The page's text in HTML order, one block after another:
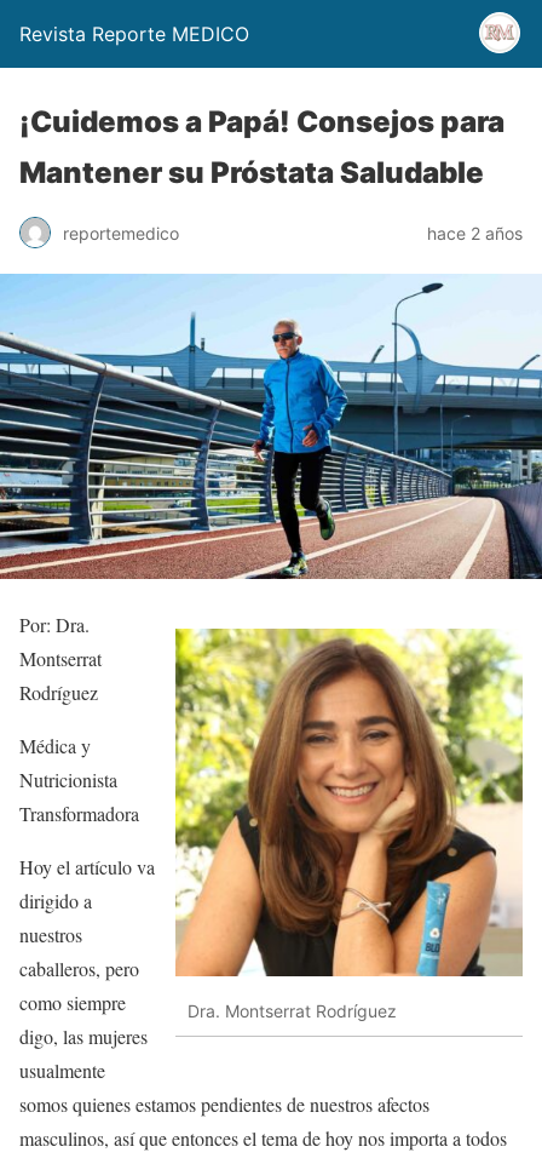
Revista Reporte MEDICO
¡Cuidemos a Papá! Consejos para
Mantener su Próstata Saludable
reportemedico hace 2 años
Dra. Montserrat Rodríguez
Por: Dra.
Montserrat
Rodríguez
Médica y
Nutricionista
Transformadora
Hoy el artículo va
dirigido a
nuestros
caballeros, pero
como siempre
digo, las mujeres
usualmente
somos quienes estamos pendientes de nuestros afectos
masculinos, así que entonces el tema de hoy nos importa a todos